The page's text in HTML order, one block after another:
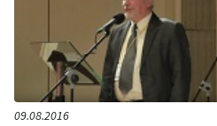
09.08.2016